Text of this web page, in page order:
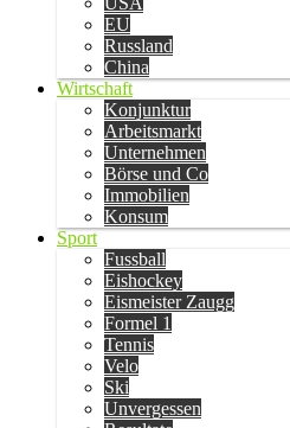
EU
Russland
China
Wirtschaft
Konjunktur
Arbeitsmarkt
Unternehmen
Börse und Co
Immobilien
Konsum
Sport
Fussball
Eishockey
Eismeister Zaugg
Formel 1
Tennis
Velo
Ski
Unvergessen